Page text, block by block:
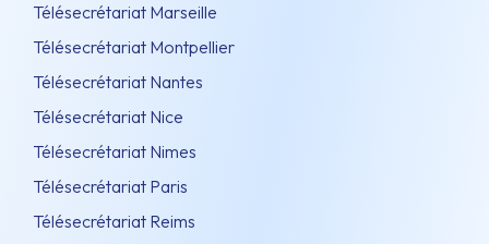
Télésecrétariat Marseille
Télésecrétariat Montpellier
Télésecrétariat Nantes
Télésecrétariat Nice
Télésecrétariat Nimes
Télésecrétariat Paris
Télésecrétariat Reims